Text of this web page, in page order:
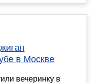
в Москве
вечеринку в